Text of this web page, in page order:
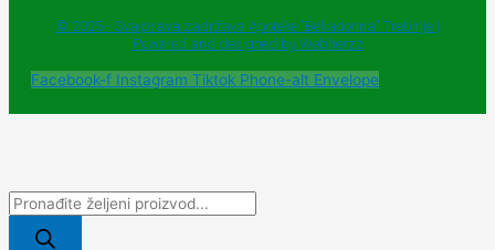
© 2025 - Sva prava zadržava Apoteke "Belladonna" Trebinje |
Powered and designed by Webherzz
Facebook-f Instagram Tiktok Phone-alt Envelope